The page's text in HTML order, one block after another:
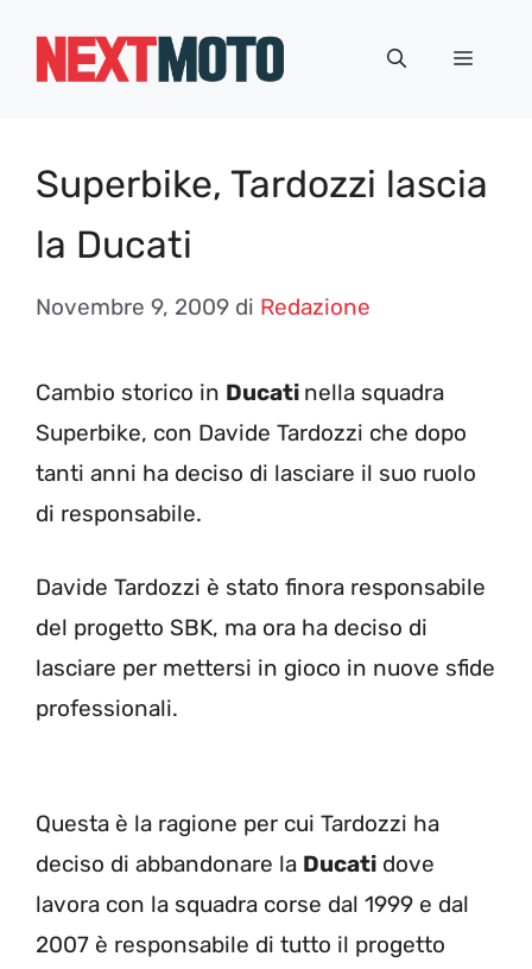
Menu
Superbike, Tardozzi lascia
la Ducati
Novembre 9, 2009 di Redazione
Cambio storico in Ducati nella squadra
Superbike, con Davide Tardozzi che dopo
tanti anni ha deciso di lasciare il suo ruolo
di responsabile.
Davide Tardozzi è stato finora responsabile
del progetto SBK, ma ora ha deciso di
lasciare per mettersi in gioco in nuove sfide
professionali.
Questa è la ragione per cui Tardozzi ha
deciso di abbandonare la Ducati dove
lavora con la squadra corse dal 1999 e dal
2007 è responsabile di tutto il progetto